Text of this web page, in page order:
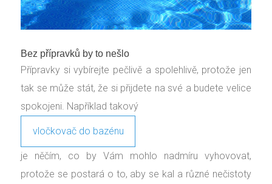
Bez přípravků by to nešlo
Přípravky si vybírejte pečlivě a spolehlivě, protože jen
tak se může stát, že si přijdete na své a budete velice
spokojeni. Například takový
vločkovač do bazénu
je něčím, co by Vám mohlo nadmíru vyhovovat,
protože se postará o to, aby se kal a různé nečistoty